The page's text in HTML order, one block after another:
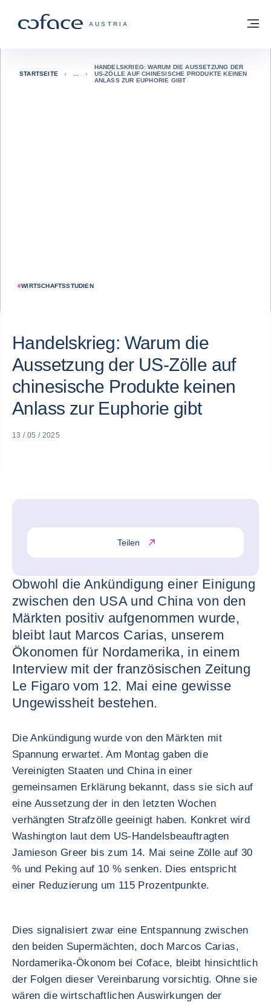
COFACE FOR TRADE - WEBSEITE DER
AUSTRIA
Zurück zur Startseite
#WIRTSCHAFTSSTUDIEN
STARTSEITE
HANDELSKRIEG: WARUM DIE AUSSETZUNG DER
US-ZÖLLE AUF CHINESISCHE PRODUKTE KEINEN
ANLASS ZUR EUPHORIE GIBT
Handelskrieg: Warum die
Aussetzung der US-Zölle auf
chinesische Produkte keinen
Anlass zur Euphorie gibt
13 / 05 / 2025
Teilen
Obwohl die Ankündigung einer Einigung
zwischen den USA und China von den
Märkten positiv aufgenommen wurde,
bleibt laut Marcos Carias, unserem
Ökonomen für Nordamerika, in einem
Interview mit der französischen Zeitung
Le Figaro vom 12. Mai eine gewisse
Ungewissheit bestehen.
Die Ankündigung wurde von den Märkten mit
Spannung erwartet. Am Montag gaben die
Vereinigten Staaten und China in einer
gemeinsamen Erklärung bekannt, dass sie sich auf
eine Aussetzung der in den letzten Wochen
verhängten Strafzölle geeinigt haben. Konkret wird
Washington laut dem US-Handelsbeauftragten
Jamieson Greer bis zum 14. Mai seine Zölle auf 30
% und Peking auf 10 % senken. Dies entspricht
einer Reduzierung um 115 Prozentpunkte.
Dies signalisiert zwar eine Entspannung zwischen
den beiden Supermächten, doch Marcos Carias,
Nordamerika-Ökonom bei Coface, bleibt hinsichtlich
der Folgen dieser Vereinbarung vorsichtig. Ohne sie
wären die wirtschaftlichen Auswirkungen der